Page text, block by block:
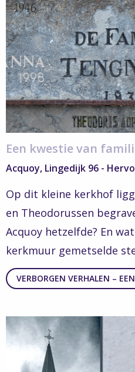
Een kwestie van
Acquoy, Lingedijk 96 -
Op dit kleine kerkhof
en Theodorussen
Acquoy hetzelfde? En
kerkmuur gemetselde
VERBORGEN VERHALEN –
Verhalen
–
Een
kwestie
van
familie
Read
more
Verborgen